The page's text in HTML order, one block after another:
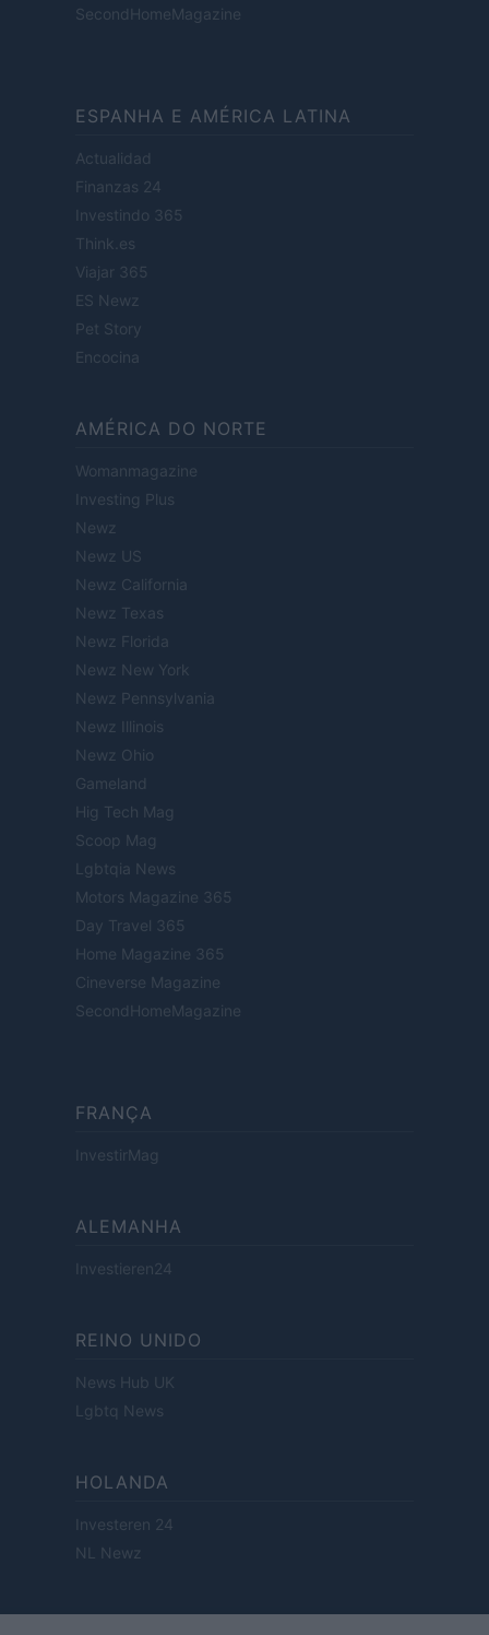
SecondHomeMagazine
ESPANHA E AMÉRICA LATINA
Actualidad
Finanzas 24
Investindo 365
Think.es
Viajar 365
ES Newz
Pet Story
Encocina
AMÉRICA DO NORTE
Womanmagazine
Investing Plus
Newz
Newz US
Newz California
Newz Texas
Newz Florida
Newz New York
Newz Pennsylvania
Newz Illinois
Newz Ohio
Gameland
Hig Tech Mag
Scoop Mag
Lgbtqia News
Motors Magazine 365
Day Travel 365
Home Magazine 365
Cineverse Magazine
SecondHomeMagazine
FRANÇA
InvestirMag
ALEMANHA
Investieren24
REINO UNIDO
News Hub UK
Lgbtq News
HOLANDA
Investeren 24
NL Newz